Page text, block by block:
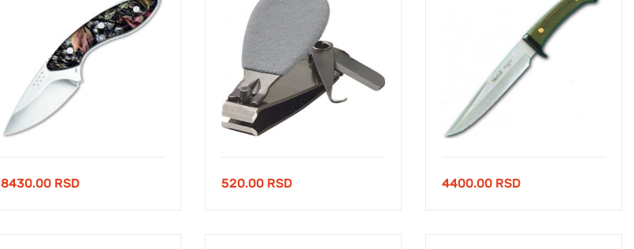
8430.00 RSD 520.00 RSD 4400.00 RSD